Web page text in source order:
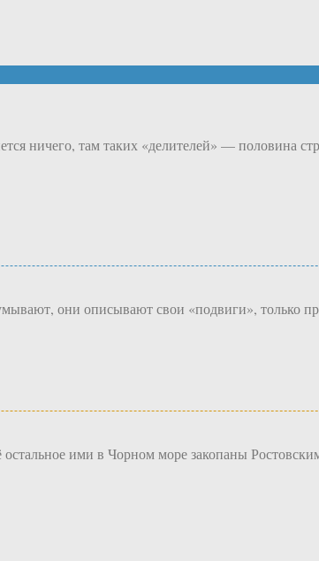
ничего, там таких «делителей» — половина
они описывают свои «подвиги», только
ими в Чорном море закопаны